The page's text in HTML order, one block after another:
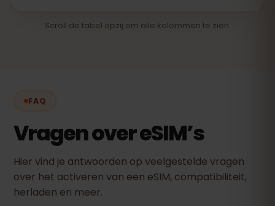
Scroll de tabel opzij om alle kolommen te zien.
FAQ
Vragen over eSIM’s
Hier vind je antwoorden op veelgestelde vragen
over het activeren van een eSIM, compatibiliteit,
herladen en meer.